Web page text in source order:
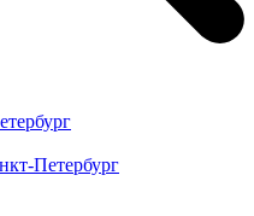
Петербург